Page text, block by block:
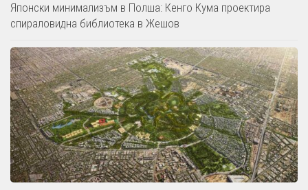
Японски минимализъм в Полша: Кенго Кума проектира
спираловидна библиотека в Жешов